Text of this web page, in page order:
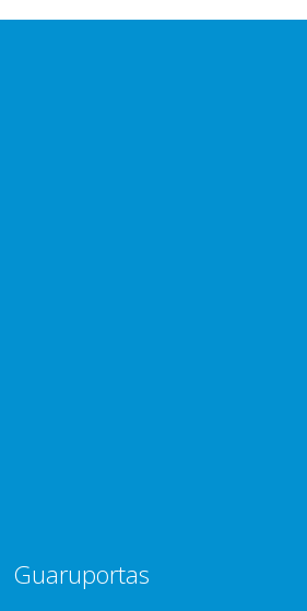
Guaruportas